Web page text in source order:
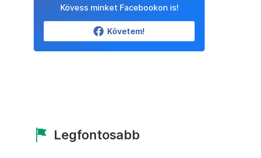
Kövess minket Facebookon is!
Követem!
Legfontosabb